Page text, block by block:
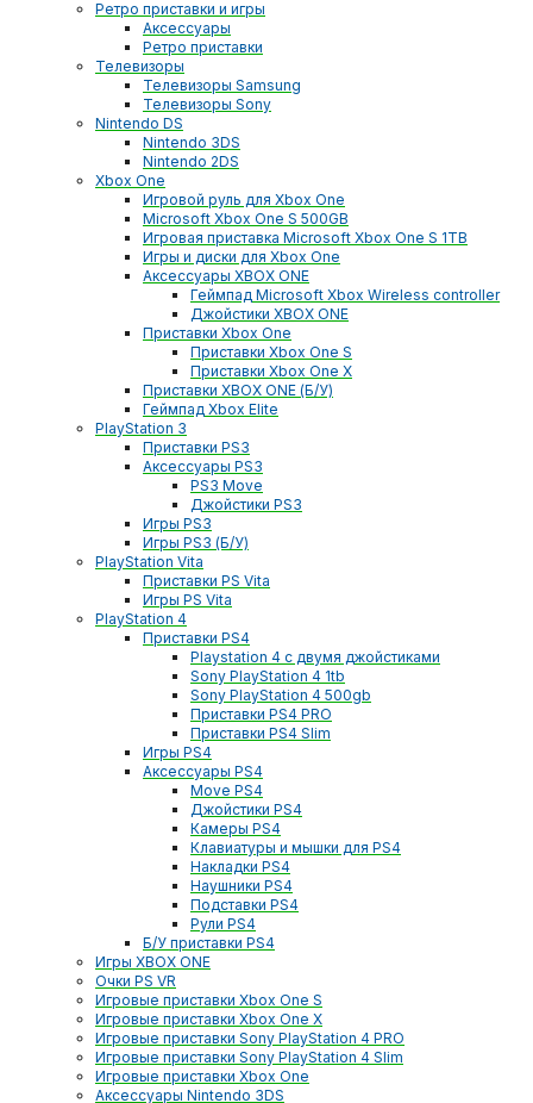
Ретро приставки и игры
Аксессуары
Ретро приставки
Телевизоры
Телевизоры Samsung
Телевизоры Sony
Nintendo DS
Nintendo 3DS
Nintendo 2DS
Xbox One
Игровой руль для Xbox One
Microsoft Xbox One S 500GB
Игровая приставка Microsoft Xbox One S 1TB
Игры и диски для Xbox One
Аксессуары XBOX ONE
Геймпад Microsoft Xbox Wireless controller
Джойстики XBOX ONE
Приставки Xbox One
Приставки Xbox One S
Приставки Xbox One X
Приставки XBOX ONE (Б/У)
Геймпад Xbox Elite
PlayStation 3
Приставки PS3
Аксессуары PS3
PS3 Move
Джойстики PS3
Игры PS3
Игры PS3 (Б/У)
PlayStation Vita
Приставки PS Vita
Игры PS Vita
PlayStation 4
Приставки PS4
Playstation 4 с двумя джойстиками
Sony PlayStation 4 1tb
Sony PlayStation 4 500gb
Приставки PS4 PRO
Приставки PS4 Slim
Игры PS4
Аксессуары PS4
Move PS4
Джойстики PS4
Камеры PS4
Клавиатуры и мышки для PS4
Накладки PS4
Наушники PS4
Подставки PS4
Рули PS4
Б/У приставки PS4
Игры XBOX ONE
Очки PS VR
Игровые приставки Xbox One S
Игровые приставки Xbox One X
Игровые приставки Sony PlayStation 4 PRO
Игровые приставки Sony PlayStation 4 Slim
Игровые приставки Xbox One
Аксессуары Nintendo 3DS